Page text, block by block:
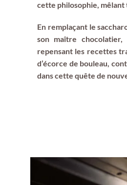
cette philosophie,
En remplaçant le
son maître
repensant les recettes
d’écorce de bouleau,
dans cette quête de